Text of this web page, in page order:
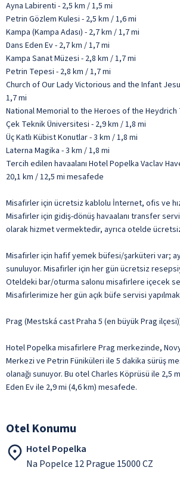
Ayna Labirenti - 2,5 km / 1,5 mi
Petrin Gözlem Kulesi - 2,5 km / 1,6 mi
Kampa (Kampa Adası) - 2,7 km / 1,7 mi
Dans Eden Ev - 2,7 km / 1,7 mi
Kampa Sanat Müzesi - 2,8 km / 1,7 mi
Petrin Tepesi - 2,8 km / 1,7 mi
Church of Our Lady Victorious and the Infant
1,7 mi
National Memorial to the Heroes of the Heydrich
Çek Teknik Üniversitesi - 2,9 km / 1,8 mi
Üç Katlı Kübist Konutlar - 3 km / 1,8 mi
Laterna Magika - 3 km / 1,8 mi
Tercih edilen havaalanı Hotel Popelka Vaclav
20,1 km / 12,5 mi mesafede
Misafirler için ücretsiz kablolu İnternet, ofis ve
Misafirler için gidiş-dönüş havaalanı transfer
olarak hizmet vermektedir, ayrıca otelde
Misafirler için hafif yemek büfesi/şarküteri var;
sunuluyor. Misafirler için her gün ücretsiz
Oteldeki bar/oturma salonu misafirlere içecek
Misafirlerimize her gün açık büfe servisi
Prag (Mestská cast Praha 5 (en büyük Prag
Hotel Popelka misafirlere Prag merkezinde,
Merkezi ve Petrin Füniküleri ile 5 dakika sürüş
olanağı sunuyor. Bu otel Charles Köprüsü ile 2,5
Eden Ev ile 2,9 mi (4,6 km) mesafede.
Otel Konumu
Hotel Popelka
Na Popelce 12 Prague 15000 CZ